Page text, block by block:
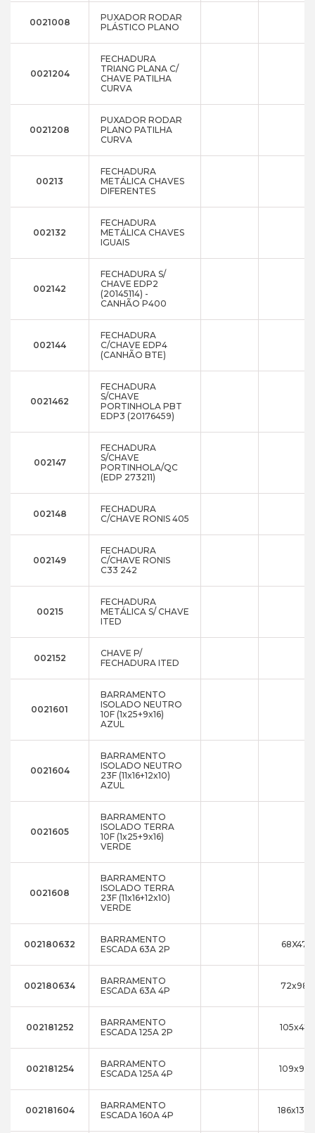
0021008
PUXADOR RODAR
PLÁSTICO PLANO
0021204
FECHADURA
TRIANG PLANA C/
CHAVE PATILHA
CURVA
0021208
PUXADOR RODAR
PLANO PATILHA
CURVA
00213
FECHADURA
METÁLICA CHAVES
DIFERENTES
002132
FECHADURA
METÁLICA CHAVES
IGUAIS
002142
FECHADURA S/
CHAVE EDP2
(20145114) -
CANHÃO P400
002144
FECHADURA
C/CHAVE EDP4
(CANHÃO BTE)
0021462
FECHADURA
S/CHAVE
PORTINHOLA PBT
EDP3 (20176459)
002147
FECHADURA
S/CHAVE
PORTINHOLA/QC
(EDP 273211)
002148
FECHADURA
C/CHAVE RONIS 405
002149
FECHADURA
C/CHAVE RONIS
C33 242
00215
FECHADURA
METÁLICA S/ CHAVE
ITED
002152
CHAVE P/
FECHADURA ITED
0021601
BARRAMENTO
ISOLADO NEUTRO
10F (1x25+9x16)
AZUL
0021604
BARRAMENTO
ISOLADO NEUTRO
23F (11x16+12x10)
AZUL
0021605
BARRAMENTO
ISOLADO TERRA
10F (1x25+9x16)
VERDE
0021608
BARRAMENTO
ISOLADO TERRA
23F (11x16+12x10)
VERDE
002180632
BARRAMENTO
ESCADA 63A 2P
002180634
BARRAMENTO
ESCADA 63A 4P
002181252
BARRAMENTO
ESCADA 125A 2P
002181254
BARRAMENTO
ESCADA 125A 4P
002181604
BARRAMENTO
ESCADA 160A 4P